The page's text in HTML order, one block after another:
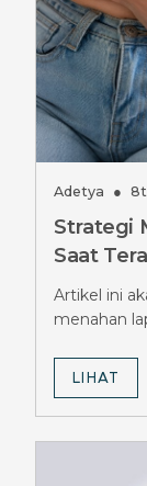
Adetya ●
Strategi
Saat
Salah
Artikel ini
menahan
LIHAT